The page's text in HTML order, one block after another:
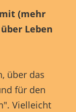
(mehr
Leben
über das
für den
Vielleicht